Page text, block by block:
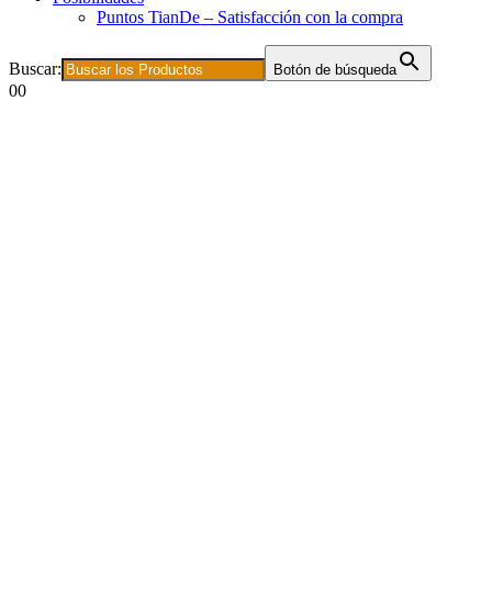
Puntos TianDe – Satisfacción con la compra
Buscar: Botón de búsqueda
00